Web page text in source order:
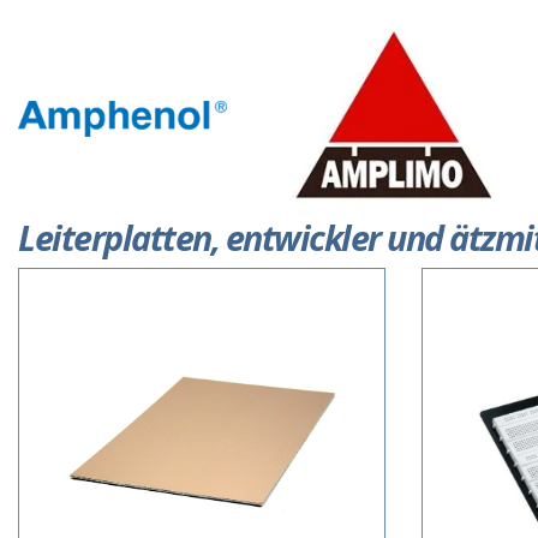
Leiterplatten, entwickler und